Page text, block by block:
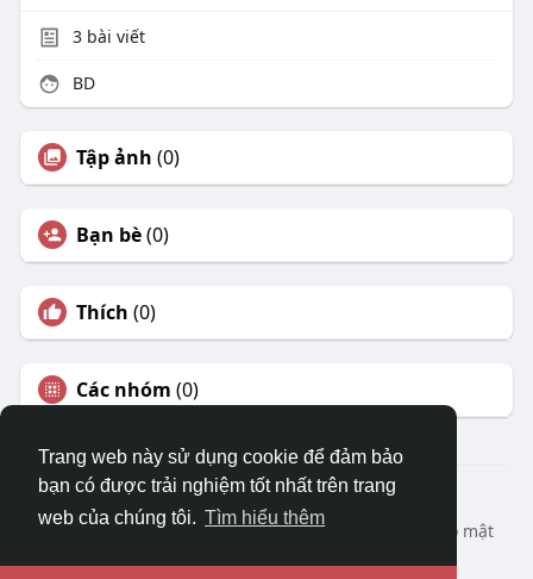
Trang web này sử dụng cookie để đảm bảo
bạn có được trải nghiệm tốt nhất trên trang
web của chúng tôi. Tìm hiểu thêm
3bài viết
BD
Tập ảnh (0)
Bạn bè(0)
Thích (0)
Các nhóm (0)
© 2026 DRVIET.COM
Nhà
Bao Quát Liên hệ chúng tôi
Chính sách bảo mật